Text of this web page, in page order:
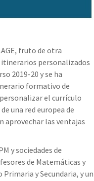
fruto de otra
itinerarios personalizados
2019-20 y se ha
formativo de
el currículo
una red europea de
aprovechar las ventajas
y sociedades de
de Matemáticas y
y Secundaria, y un